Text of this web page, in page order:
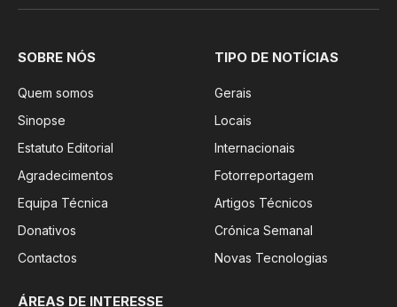
SOBRE NÓS
Quem somos
Sinopse
Estatuto Editorial
Agradecimentos
Equipa Técnica
Donativos
Contactos
TIPO DE NOTÍCIAS
Gerais
Locais
Internacionais
Fotorreportagem
Artigos Técnicos
Crónica Semanal
Novas Tecnologias
ÁREAS DE INTERESSE